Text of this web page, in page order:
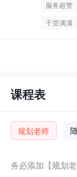
服务超赞
干货满满
课程表
规划老师
务必添加【规划